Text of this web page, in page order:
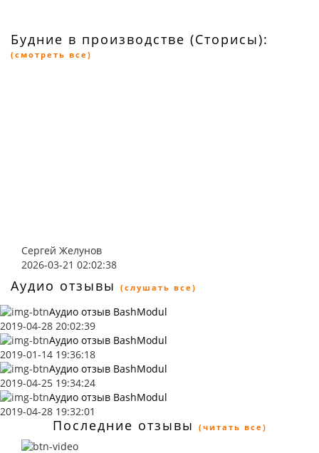
Будние в производстве (Сторисы):
(смотреть все)
Сергей Желунов
2026-03-21 02:02:38
Аудио отзывы (слушать все)
Аудио отзыв BashModul
2019-04-28 20:02:39
Аудио отзыв BashModul
2019-01-14 19:36:18
Аудио отзыв BashModul
2019-04-25 19:34:24
Аудио отзыв BashModul
2019-04-28 19:32:01
Последние отзывы (читать все)